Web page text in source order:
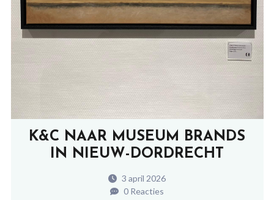
K&C NAAR MUSEUM BRANDS
IN NIEUW-DORDRECHT
3 april 2026
0 Reacties